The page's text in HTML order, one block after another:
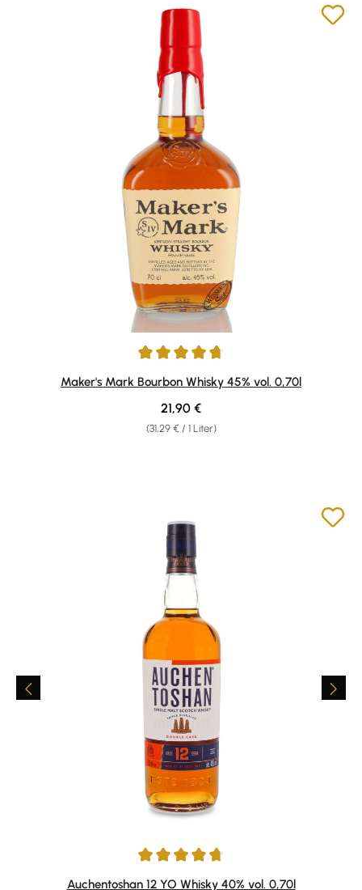
Durchschnittliche Bewertung von 4.76 von 5 Sternen
Maker's Mark Bourbon Whisky 45% vol. 0,70l
(31,29 € / 1 Liter)
Regulärer Preis:
21,90 €
Durchschnittliche Bewertung von 4.75 von 5 Sternen
Auchentoshan 12 YO Whisky 40% vol. 0,70l